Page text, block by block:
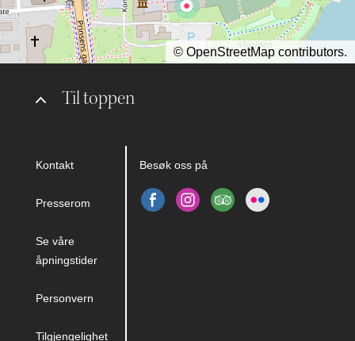
Til toppen
Kontakt
Presserom
Se våre
åpningstider
Personvern
Tilgjengelighet
Besøk oss på
© OpenStreetMap contributors.